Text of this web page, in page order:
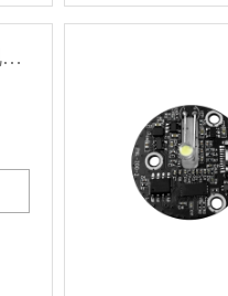
高清200万USB芭乐视频色版APP模组